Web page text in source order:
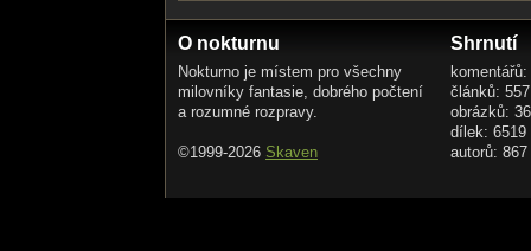
O nokturnu
Nokturno je místem pro všechny
milovníky fantasie, dobrého počtení
a rozumné rozpravy.
©1999-2026 Skaven
Shrnutí
článků: 557
obrázků:
dílek: 6519
autorů: 867